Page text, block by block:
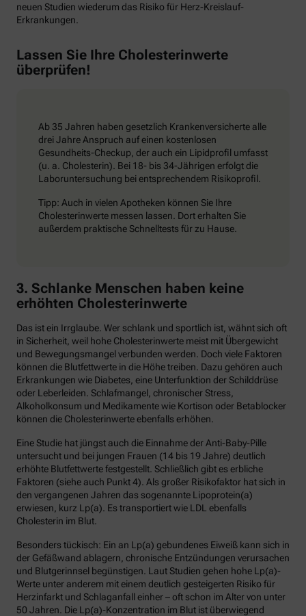
neuen Studien wiederum das Risiko für Herz-Kreislauf-
Erkrankungen.
Lassen Sie Ihre Cholesterinwerte
überprüfen!
Ab 35 Jahren haben gesetzlich Krankenversicherte alle
drei Jahre Anspruch auf einen kostenlosen
Gesundheits-Checkup, der auch ein Lipidprofil umfasst
(u. a. Cholesterin). Bei 18- bis 34-Jährigen erfolgt die
Laboruntersuchung bei entsprechendem Risikoprofil.
Tipp: Auch in vielen Apotheken können Sie Ihre
Cholesterinwerte messen lassen. Dort erhalten Sie
außerdem praktische Schnelltests für zu Hause.
3. Schlanke Menschen haben keine
erhöhten Cholesterinwerte
Das ist ein Irrglaube. Wer schlank und sportlich ist, wähnt sich oft
in Sicherheit, weil hohe Cholesterinwerte meist mit Übergewicht
und Bewegungsmangel verbunden werden. Doch viele Faktoren
können die Blutfettwerte in die Höhe treiben. Dazu gehören auch
Erkrankungen wie Diabetes, eine Unterfunktion der Schilddrüse
oder Leberleiden. Schlafmangel, chronischer Stress,
Alkoholkonsum und Medikamente wie Kortison oder Betablocker
können die Cholesterinwerte ebenfalls erhöhen.
Eine Studie hat jüngst auch die Einnahme der Anti-Baby-Pille
untersucht und bei jungen Frauen (14 bis 19 Jahre) deutlich
erhöhte Blutfettwerte festgestellt. Schließlich gibt es erbliche
Faktoren (siehe auch Punkt 4). Als großer Risikofaktor hat sich in
den vergangenen Jahren das sogenannte Lipoprotein(a)
erwiesen, kurz Lp(a). Es transportiert wie LDL ebenfalls
Cholesterin im Blut.
Besonders tückisch: Ein an Lp(a) gebundenes Eiweiß kann sich in
der Gefäßwand ablagern, chronische Entzündungen verursachen
und Blutgerinnsel begünstigen. Laut Studien gehen hohe Lp(a)-
Werte unter anderem mit einem deutlich gesteigerten Risiko für
Herzinfarkt und Schlaganfall einher – oft schon im Alter von unter
50 Jahren. Die Lp(a)-Konzentration im Blut ist überwiegend